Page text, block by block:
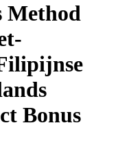
Method
Bonus